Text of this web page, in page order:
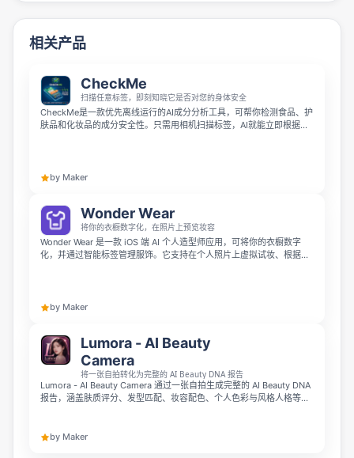
相关产品
CheckMe
扫描任意标签，即刻知晓它是否对您的身体安全
CheckMe是一款优先离线运行的AI成分分析工具，可帮你检测食品、护
肤品和化妆品的成分安全性。只需用相机扫描标签，AI就能立即根据你
型。by Maker
Wonder Wear
将你的衣橱数字化，在照片上预览妆容
Wonder Wear 是一款 iOS 端 AI 个人造型师应用，可将你的衣橱数字
化，并通过智能标签管理服饰。它支持在个人照片上虚拟试妆、根据天
by Maker
Lumora - AI Beauty
Camera
将一张自拍转化为完整的 AI Beauty DNA 报告
Lumora - AI Beauty Camera 通过一张自拍生成完整的 AI Beauty DNA
报告，涵盖肤质评分、发型匹配、妆容配色、个人色彩与风格人格等分
by Maker